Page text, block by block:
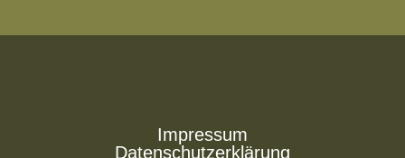
Impressum
Datenschutzerklärung